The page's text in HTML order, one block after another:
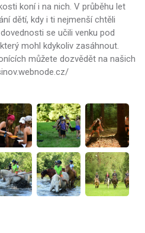
koní i na nich. V průběhu let
dětí, kdy i ti nejmenší chtěli
se učili venku pod
mohl kdykoliv zasáhnout.
můžete dozvědět na našich